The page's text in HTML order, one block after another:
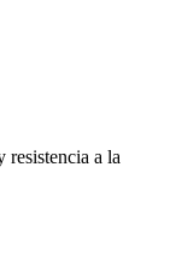
resistencia a la